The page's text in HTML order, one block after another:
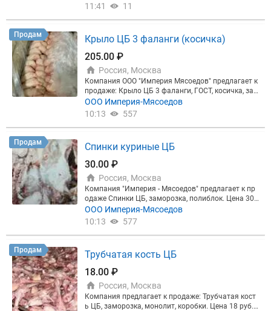
11:41 11
Продам
Крыло ЦБ 3 фаланги (косичка)
205.00 ₽
Россия, Москва
Компания ООО "Империя Мясоедов" предлагает к
продаже: Крыло ЦБ 3 фаланги, ГОСТ, косичка, зам
орозка. Фасовка в коробках по 12 кг. Цена 205 ру
б. Самовывоз со склада в Москве.
ООО Империя-Мясоедов
10:13
557
Продам
Спинки куриные ЦБ
30.00 ₽
Россия, Москва
Компания "Империя - Мясоедов" предлагает к пр
одаже Спинки ЦБ, заморозка, полиблок. Цена 30
руб/кг. Отгружаем от 20 тонн. Безнал, НДС, Мерку
рий. Отгрузка со склада в Москве и области
ООО Империя-Мясоедов
10:13
577
Продам
Трубчатая кость ЦБ
18.00 ₽
Россия, Москва
Компания предлагает к продаже: Трубчатая кост
ь ЦБ, заморозка, монолит, коробки. Цена 18 руб.